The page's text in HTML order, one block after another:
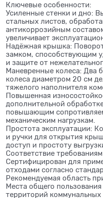
Ключевые особенности:
Усиленные стенки и дно:
стальных листов,
антикоррозийным
увеличивает
Надёжная крышка:
замком, способствующим
и защите от
Маневренные колеса: Два
колеса диаметром 20 см
тяжелого наполнителя
Повышенная
дополнительной
повышающим
механическим нагрузкам.
Простота эксплуатации:
и ручки для открытия
доступ и простоту
Соответствие
Сертифицирован для
отходами согласно
Рекомендуемая область
Места общего
территорий коммунальных